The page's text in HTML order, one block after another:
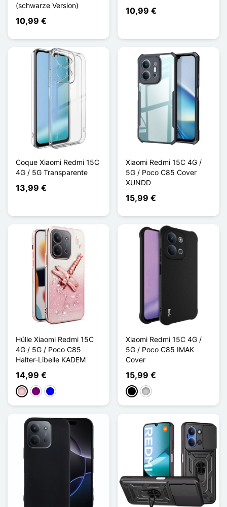
(schwarze Version)
10,99 €
10,99 €
Coque Xiaomi Redmi 15C
4G / 5G Transparente
13,99 €
Xiaomi Redmi 15C 4G /
5G / Poco C85 Cover
XUNDD
15,99 €
Hülle Xiaomi Redmi 15C
4G / 5G / Poco C85
Halter-Libelle KADEM
14,99 €
PinkViolettBlau
Xiaomi Redmi 15C 4G /
5G / Poco C85 IMAK
Cover
15,99 €
SchwarzTransparent